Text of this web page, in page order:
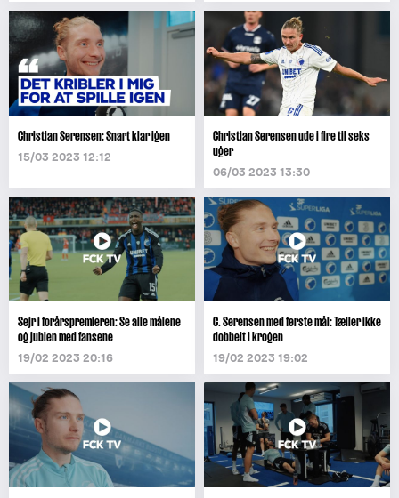
Christian Sørensen: Snart klar igen
15/03 2023 12:12
Christian Sørensen ude i fire til seks
uger
06/03 2023 13:30
Sejr i forårspremieren: Se alle målene
og jublen med fansene
19/02 2023 20:16
C. Sørensen med første mål: Tæller ikke
dobbelt i krogen
19/02 2023 19:02